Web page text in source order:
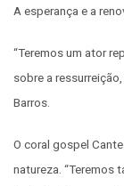
A esperança e a
“Teremos um ator
sobre a
Barros.
O coral gospel
natureza. “Teremos